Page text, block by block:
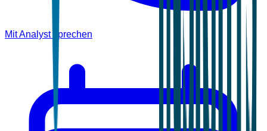
Mit Analyst sprechen